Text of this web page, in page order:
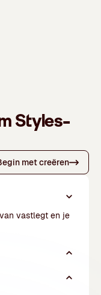
Styles-
met creëren
vastlegt en je